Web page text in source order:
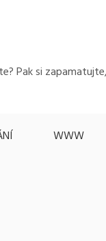
Pak si
WWW